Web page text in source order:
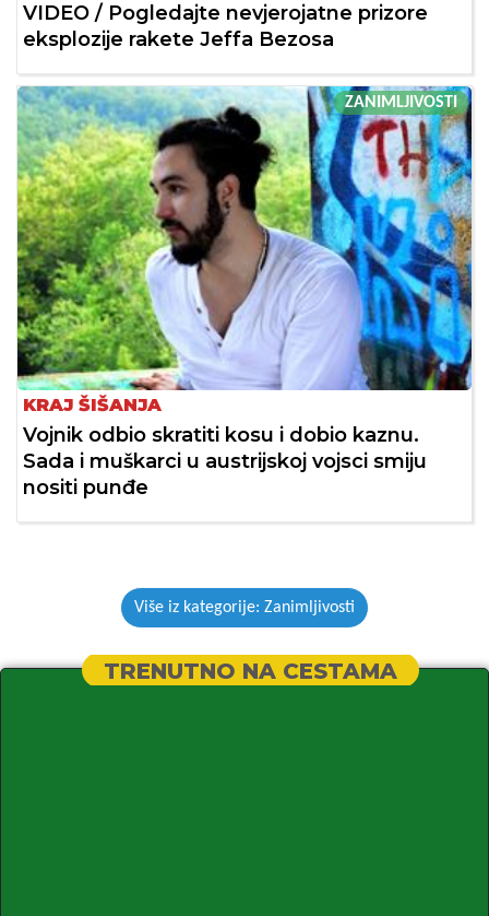
VIDEO / Pogledajte nevjerojatne prizore
eksplozije rakete Jeffa Bezosa
ZANIMLJIVOSTI
KRAJ ŠIŠANJA
Vojnik odbio skratiti kosu i dobio kaznu.
Sada i muškarci u austrijskoj vojsci smiju
nositi punđe
Više iz kategorije: Zanimljivosti
TRENUTNO NA CESTAMA